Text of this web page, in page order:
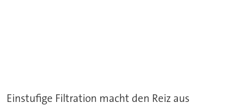
Einstufige Filtration macht den Reiz aus